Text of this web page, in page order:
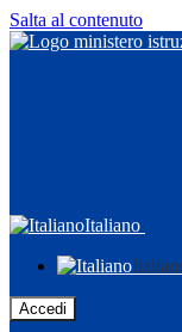
Salta al contenuto
Italiano
Accedi